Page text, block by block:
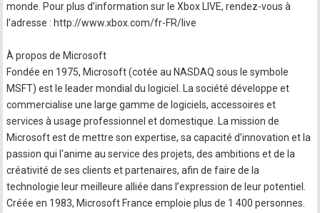
monde. Pour plus d’information sur le Xbox LIVE, rendez-vous à
l’adresse : http://www.xbox.com/fr-FR/live
À propos de Microsoft
Fondée en 1975, Microsoft (cotée au NASDAQ sous le symbole
MSFT) est le leader mondial du logiciel. La société développe et
commercialise une large gamme de logiciels, accessoires et
services à usage professionnel et domestique. La mission de
Microsoft est de mettre son expertise, sa capacité d’innovation et la
passion qui l'anime au service des projets, des ambitions et de la
créativité de ses clients et partenaires, afin de faire de la
technologie leur meilleure alliée dans l’expression de leur potentiel.
Créée en 1983, Microsoft France emploie plus de 1 400 personnes.